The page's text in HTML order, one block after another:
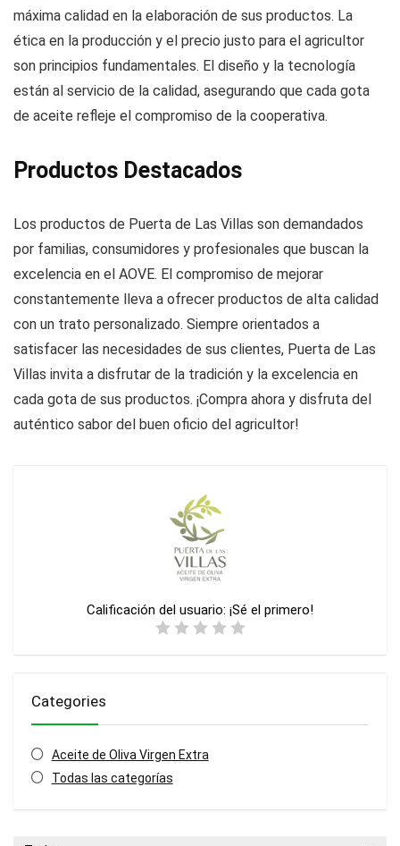
máxima calidad en la elaboración de sus productos. La
ética en la producción y el precio justo para el agricultor
son principios fundamentales. El diseño y la tecnología
están al servicio de la calidad, asegurando que cada gota
de aceite refleje el compromiso de la cooperativa.
Productos Destacados
Los productos de Puerta de Las Villas son demandados
por familias, consumidores y profesionales que buscan la
excelencia en el AOVE. El compromiso de mejorar
constantemente lleva a ofrecer productos de alta calidad
con un trato personalizado. Siempre orientados a
satisfacer las necesidades de sus clientes, Puerta de Las
Villas invita a disfrutar de la tradición y la excelencia en
cada gota de sus productos. ¡Compra ahora y disfruta del
auténtico sabor del buen oficio del agricultor!
Calificación del usuario: ¡Sé el primero!
Categories
Aceite de Oliva Virgen Extra
Todas las categorías